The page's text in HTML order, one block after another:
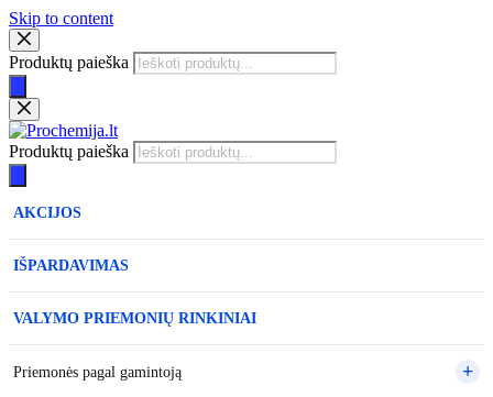
Skip to content
Produktų paieška
Produktų paieška
AKCIJOS
IŠPARDAVIMAS
VALYMO PRIEMONIŲ RINKINIAI
Priemonės pagal gamintoją